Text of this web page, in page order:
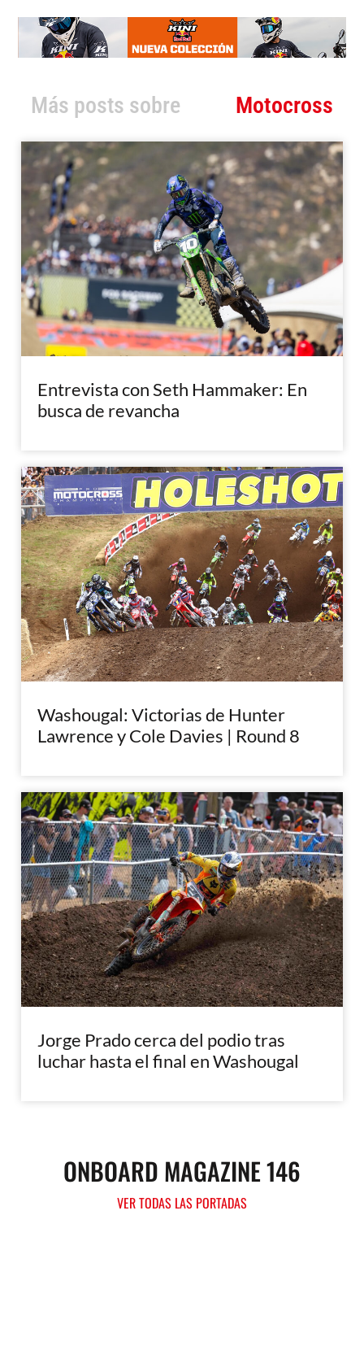
Más posts sobre Motocross
Entrevista con Seth Hammaker: En
busca de revancha
Washougal: Victorias de Hunter
Lawrence y Cole Davies | Round 8
Jorge Prado cerca del podio tras
luchar hasta el final en Washougal
ONBOARD MAGAZINE 146
VER TODAS LAS PORTADAS